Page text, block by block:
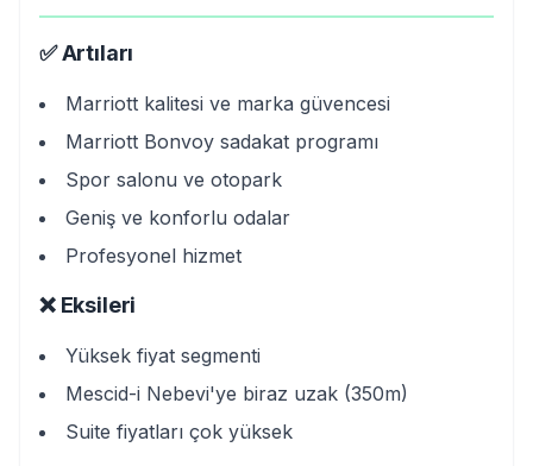
✅ Artıları
Marriott kalitesi ve marka güvencesi
Marriott Bonvoy sadakat programı
Spor salonu ve otopark
Geniş ve konforlu odalar
Profesyonel hizmet
❌ Eksileri
Yüksek fiyat segmenti
Mescid-i Nebevi'ye biraz uzak (350m)
Suite fiyatları çok yüksek